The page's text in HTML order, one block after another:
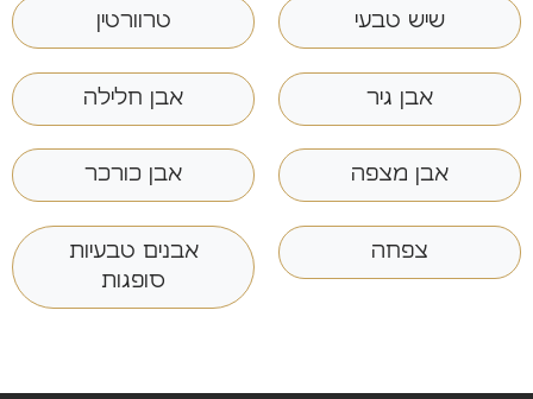
שיש טבעי טרוורטין
אבן גיר אבן חלילה
אבן מצפה אבן כורכר
צפחה
אבנים טבעיות
סופגות